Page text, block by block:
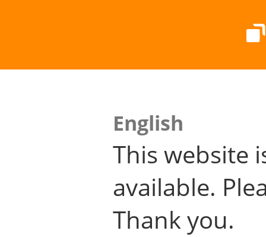
English
This website
available.
Thank you.